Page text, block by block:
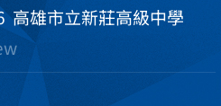
高雄市立新莊高級中學